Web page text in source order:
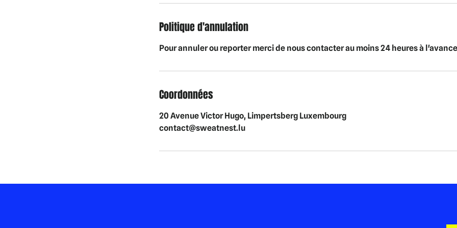
Politique d'annulation
Pour annuler ou reporter merci de nous contacter au moins 24 heures à
Coordonnées
20 Avenue Victor Hugo, Limpertsberg Luxembourg
contact@sweatnest.lu